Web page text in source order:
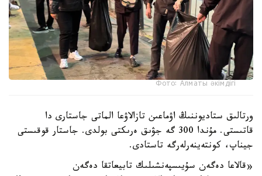
Фото: Алматы әкімдігі
ورتالىق ستاديوننىڭ اۋماعىن تازالاۋعا الماتى جاستارى دا
قاتىستى. مۇندا 300 گە جۋىق ەرىكتى بولدى. جاستار قوقىستى
جيناپ، كونتەينەرلەرگە تاستادى.
«قالاعا دەگەن سۇيىسپەنشىلىك تابيعاتقا دەگەن